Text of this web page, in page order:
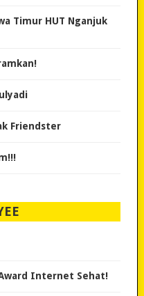
Timur HUT Nganjuk
Friendster
Internet Sehat!